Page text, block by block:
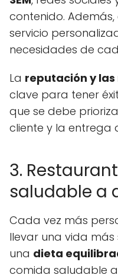
contenido.
servicio
necesidades de
La reputación y
clave para tener
que se debe
cliente y la entrega
3.
saludable a
Cada vez más
llevar una vida
una dieta
comida saludable